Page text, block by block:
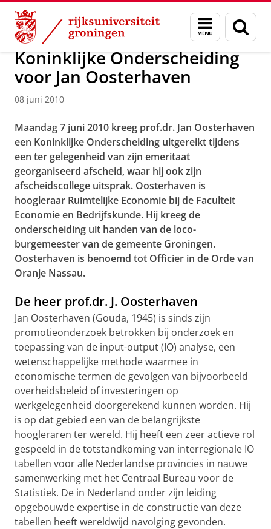
Skip
Content
Skip
Navigation
Menu
en
zoeken
Over ons Actueel Nieuws Nieuwsberichten
Koninklijke Onderscheiding
voor Jan Oosterhaven
08 juni 2010
Maandag 7 juni 2010 kreeg prof.dr. Jan Oosterhaven
een Koninklijke Onderscheiding uitgereikt tijdens
een ter gelegenheid van zijn emeritaat
georganiseerd afscheid, waar hij ook zijn
afscheidscollege uitsprak. Oosterhaven is
hoogleraar Ruimtelijke Economie bij de Faculteit
Economie en Bedrijfskunde. Hij kreeg de
onderscheiding uit handen van de loco-
burgemeester van de gemeente Groningen.
Oosterhaven is benoemd tot Officier in de Orde van
Oranje Nassau.
De heer prof.dr. J. Oosterhaven
Jan Oosterhaven (Gouda, 1945) is sinds zijn
promotieonderzoek betrokken bij onderzoek en
toepassing van de input-output (IO) analyse, een
wetenschappelijke methode waarmee in
economische termen de gevolgen van bijvoorbeeld
overheidsbeleid of investeringen op
werkgelegenheid doorgerekend kunnen worden. Hij
is op dat gebied een van de belangrijkste
hoogleraren ter wereld. Hij heeft een zeer actieve rol
gespeeld in de totstandkoming van interregionale IO
tabellen voor alle Nederlandse provincies in nauwe
samenwerking met het Centraal Bureau voor de
Statistiek. De in Nederland onder zijn leiding
opgebouwde expertise in de constructie van deze
tabellen heeft wereldwijd navolging gevonden.